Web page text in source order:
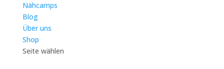
Nähcamps
Blog
Über uns
Shop
Seite wählen